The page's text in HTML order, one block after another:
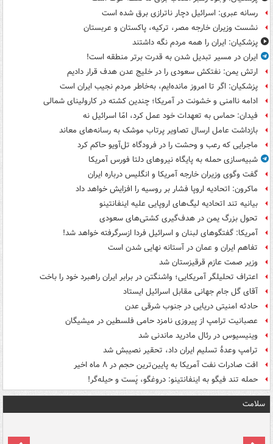
رسانه عبری: اسرائیل دچار ناترازی برق شده است
نشست وزیران خارجه مصر، ترکیه، پاکستان و عربستان
پزشکیان: ایران را همه مردم نگه داشتند
ایران در مسیر تبدیل شدن به قدرت برتر منطقه است!
ارتش یمن: نفتکش سعودی را در خلیج عدن هدف قرار دادیم
پزشکیان: اگر تا امروز مانده‌ایم، به‌خاطر مردم نجیب ایران است
ادامه ناامنی و خشونت در آمریکا؛ چندین کشته در کارولینای شمالی
فیدان: حماس به تعهدات خود عمل کرد، امّا اسرائیل نه
بازداشت عامل ارسال تصاویر پرتاب موشک به رسانه‌های معاند
ماجرایی که رعب و وحشت را در فرودگاه تل‌آویو حاکم کرد
شبیه‌سازی حمله به پایگاه نیروهای دلتا فورس آمریکا
گفت وگوی وزیران خارجه آمریکا و انگلیس درباره ایران
ماکرون: اتحادیه اروپا فشار بر روسیه را افزایش خواهد داد
بیانیه تند اتحادیه لیگ‌های اروپایی علیه اینفانتینو
تحول بزرگ یمن در هدف‌گیری کشتی‌های سعودی
آمریکا: گفتگوهای لبنان و اسرائیل فردا ازسرگرفته خواهد شد!
تفاهم ایران و عمان در آستانه نهایی شدن است
وزیر صمت عازم قرقیزستان شد
اعتراف تحلیلگر آمریکایی؛ واشنگتن در برابر ایران راهبرد خود را باخت
آقای گل جام جهانی مقابل اسرائیل ایستاد
حادثه امنیتی دریایی در جنوب شرقی عدن
عصبانیت ترامپ از پیروزی نامزد حامی فلسطین در میشیگان
وینیسیوس در رئال مادرید ماندنی شد
ترامپ وعدۀ تسلیم ایران داد، تحقیر نصیبش شد
افت صادرات نفت آمریکا به پایین‌ترین حجم در ۸ ماه اخیر
حمله تند فیگو به اینفانتینو: دروغگو، پَست‌ و حیله‌گر!
سلامت